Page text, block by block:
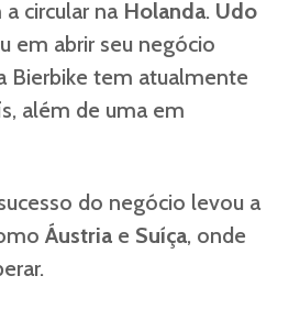
circular na Holanda. Udo
em abrir seu negócio
Bierbike tem atualmente
além de uma em
do negócio levou a
Áustria e Suíça, onde